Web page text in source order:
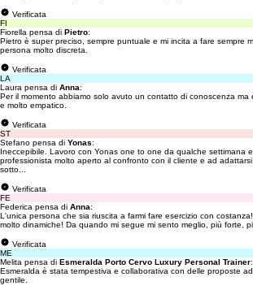
Verificata
FI
Fiorella pensa di Pietro:
Pietro è super preciso, sempre puntuale e mi incita a fare sempre
persona molto discreta.
Verificata
LA
Laura pensa di Anna:
Per il momento abbiamo solo avuto un contatto di conoscenza ma
e molto empatico.
Verificata
ST
Stefano pensa di Yonas:
Ineccepibile. Lavoro con Yonas one to one da qualche settimana
professionista molto aperto al confronto con il cliente e ad
sotto...
Verificata
FE
Federica pensa di Anna:
L'unica persona che sia riuscita a farmi fare esercizio con
molto dinamiche! Da quando mi segue mi sento meglio, più forte,
Verificata
ME
Melita pensa di Esmeralda Porto Cervo Luxury Personal Trainer:
Esmeralda è stata tempestiva e collaborativa con delle proposte
gentile.